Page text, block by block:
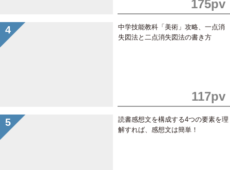
175pv
中学技能教科「美術」攻略、一点消
失図法と二点消失図法の書き方
117pv
読書感想文を構成する4つの要素を理
解すれば、感想文は簡単！